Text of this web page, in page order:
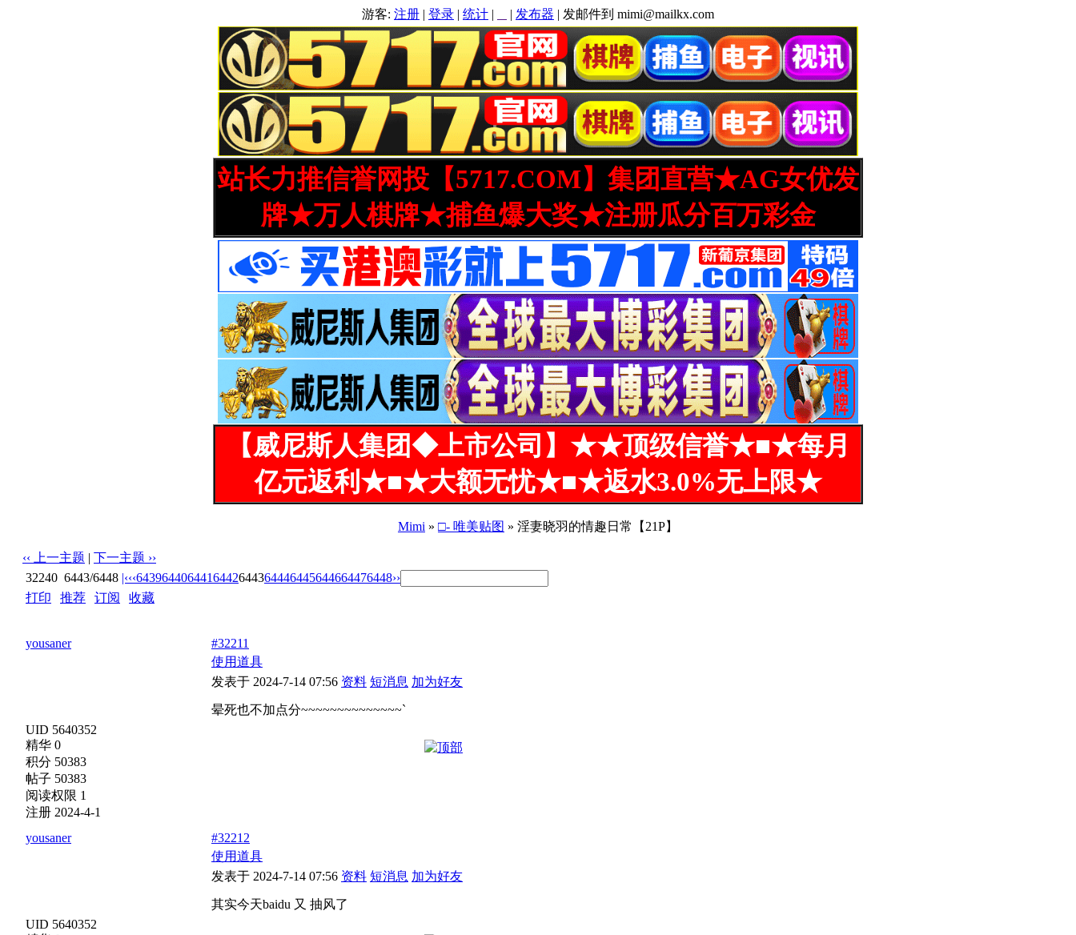
游客: 注册 | 登录 | 统计 | | 发布器 | 发邮件到 mimi@mailkx.com
站长力推信誉网投【5717.COM】集团直营★AG女优发
牌★万人棋牌★捕鱼爆大奖★注册瓜分百万彩金
【威尼斯人集团◆上市公司】★★顶级信誉★■★每月
亿元返利★■★大额无忧★■★返水3.0%无上限★
Mimi » □- 唯美贴图 » 淫妻晓羽的情趣日常【21P】
‹‹ 上一主题 | 下一主题 ››
32240 6443/6448 |‹‹‹6439644064416442644364446445644664476448››
打印
推荐 订阅
收藏
yousaner
UID 5640352
精华 0
积分 50383
帖子 50383
阅读权限 1
注册 2024-4-1
#32211
使用道具
发表于 2024-7-14 07:56 资料 短消息 加为好友
晕死也不加点分~~~~~~~~~~~~~~`
yousaner
UID 5640352
#32212
使用道具
发表于 2024-7-14 07:56 资料 短消息 加为好友
其实今天baidu 又 抽风了